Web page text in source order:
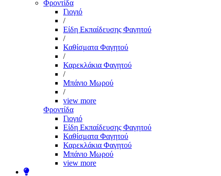
Φροντίδα
Γιογιό
/
Είδη Εκπαίδευσης Φαγητού
/
Καθίσματα Φαγητού
/
Καρεκλάκια Φαγητού
/
Μπάνιο Μωρού
/
view more
Φροντίδα
Γιογιό
Είδη Εκπαίδευσης Φαγητού
Καθίσματα Φαγητού
Καρεκλάκια Φαγητού
Μπάνιο Μωρού
view more